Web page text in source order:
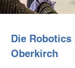
Die Robotics
Oberkirch